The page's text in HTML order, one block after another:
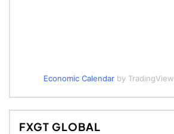
Economic Calendarby TradingView
FXGT GLOBAL